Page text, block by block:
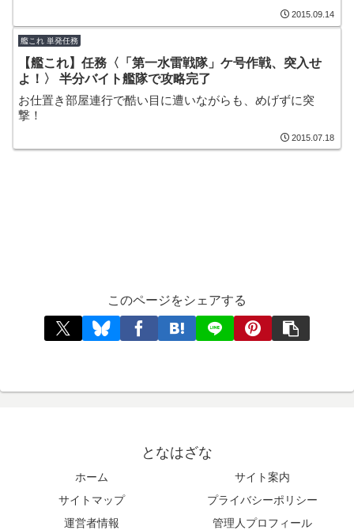
2015.09.14
艦これ 単発任務
【艦これ】任務〈「第一水雷戦隊」ケ号作戦、突入せ
よ！〉 半分バイト艦隊で攻略完了
お仕置き部屋連行で酷い目に遭いながらも、めげずに突
撃！
2015.07.18
このページをシェアする
となはざな
ホーム
サイト案内
サイトマップ
プライバシーポリシー
運営者情報
管理人プロフィール